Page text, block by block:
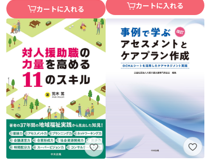
カートに入れる
カートに入れる